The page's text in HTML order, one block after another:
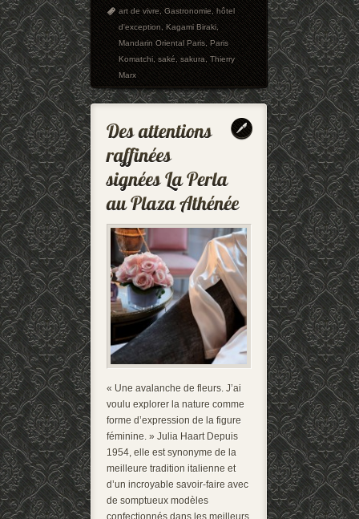
art de vivre,Gastronomie,hôtel
d'exception,Kagami Biraki,
Mandarin Oriental Paris,Paris
Komatchi,saké,sakura,Thierry
Marx
« Une avalanche de fleurs. J’ai
voulu explorer la nature comme
forme d’expression de la figure
féminine. » Julia Haart Depuis
1954, elle est synonyme de la
meilleure tradition italienne et
d’un incroyable savoir-faire avec
de somptueux modèles
confectionnés dans les meilleurs